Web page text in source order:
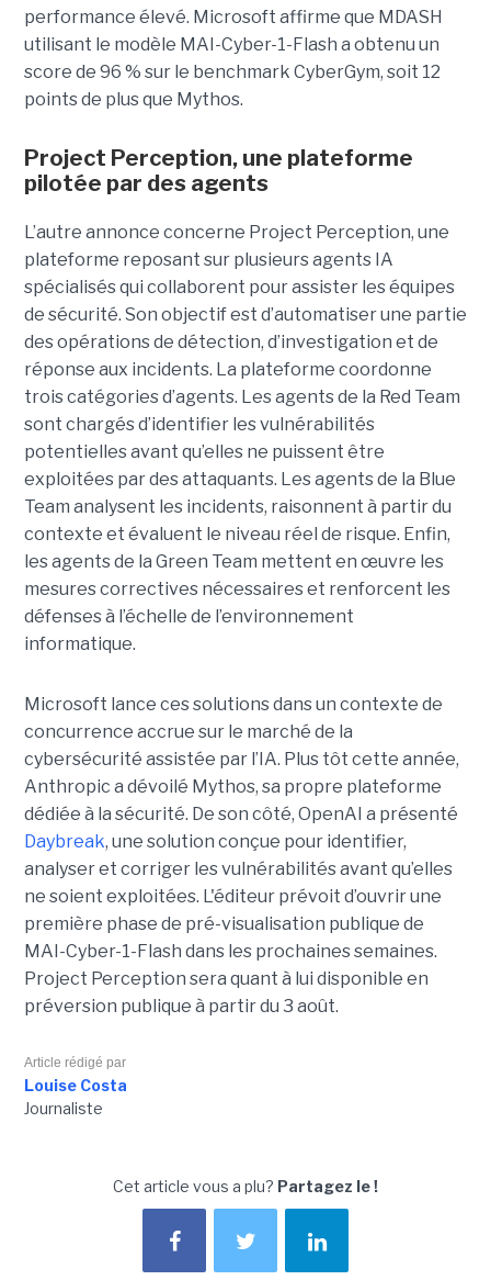
performance élevé. Microsoft affirme que MDASH
utilisant le modèle MAI-Cyber-1-Flash a obtenu un
score de 96 % sur le benchmark CyberGym, soit 12
points de plus que Mythos.
Project Perception, une plateforme
pilotée par des agents
L’autre annonce concerne Project Perception, une
plateforme reposant sur plusieurs agents IA
spécialisés qui collaborent pour assister les équipes
de sécurité. Son objectif est d’automatiser une partie
des opérations de détection, d’investigation et de
réponse aux incidents. La plateforme coordonne
trois catégories d’agents. Les agents de la Red Team
sont chargés d’identifier les vulnérabilités
potentielles avant qu’elles ne puissent être
exploitées par des attaquants. Les agents de la Blue
Team analysent les incidents, raisonnent à partir du
contexte et évaluent le niveau réel de risque. Enfin,
les agents de la Green Team mettent en œuvre les
mesures correctives nécessaires et renforcent les
défenses à l’échelle de l’environnement
informatique.
Microsoft lance ces solutions dans un contexte de
concurrence accrue sur le marché de la
cybersécurité assistée par l’IA. Plus tôt cette année,
Anthropic a dévoilé Mythos, sa propre plateforme
dédiée à la sécurité. De son côté, OpenAI a présenté
Daybreak, une solution conçue pour identifier,
analyser et corriger les vulnérabilités avant qu’elles
ne soient exploitées. L'éditeur prévoit d’ouvrir une
première phase de pré-visualisation publique de
MAI-Cyber-1-Flash dans les prochaines semaines.
Project Perception sera quant à lui disponible en
préversion publique à partir du 3 août.
Article rédigé par
Louise Costa
Journaliste
Cet article vous a plu? Partagez le !